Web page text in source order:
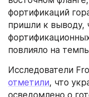
фортификаций
пришли к выводу,
повлияло на
отметили, что
осведомлено о